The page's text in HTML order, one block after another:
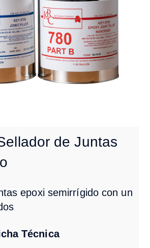
de Juntas
epoxi semirrígido con un
Técnica